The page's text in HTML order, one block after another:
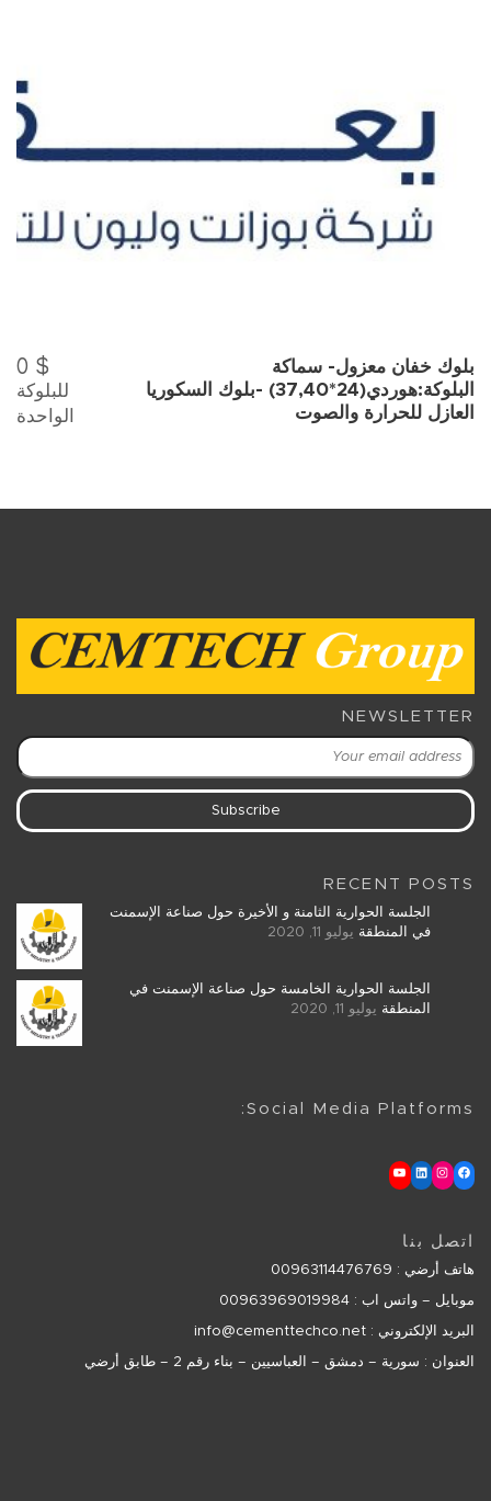
بلوك خفان معزول- سماكة
البلوكة:هوردي(24*37,40) -بلوك السكوريا
العازل للحرارة والصوت
0 $
للبلوكة
الواحدة
NEWSLETTER
RECENT POSTS
الجلسة الحوارية الثامنة و الأخيرة حول صناعة الإسمنت
في المنطقة يوليو 11, 2020
الجلسة الحوارية الخامسة حول صناعة الإسمنت في
المنطقة يوليو 11, 2020
Social Media Platforms:
اتصل بنا
هاتف أرضي : 00963114476769
موبايل – واتس اب : 00963969019984
البريد الإلكتروني : info@cementtechco.net
العنوان : سورية – دمشق – العباسيين – بناء رقم 2 – طابق أرضي